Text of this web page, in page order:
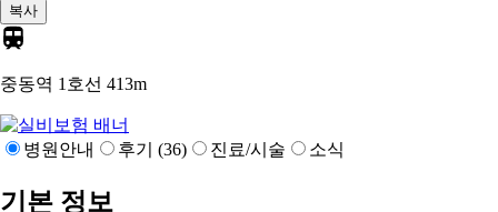
복사
중동역 1호선 413m
병원안내 후기 (36) 진료/시술 소식
기본 정보